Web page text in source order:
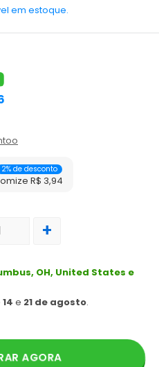
em estoque.
2% de desconto
R$ 3,94
+
OH, United States e
14 e 21 de agosto.
AGORA